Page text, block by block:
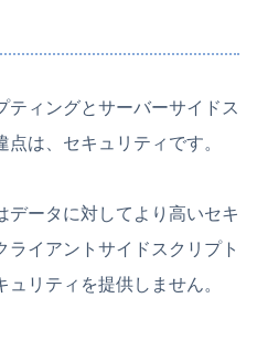
ティングとサーバーサイドス
は、セキュリティです。
データに対してより高いセキ
ライアントサイドスクリプト
リティを提供しません。